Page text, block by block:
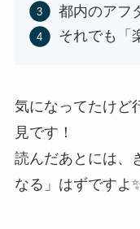
都内のアフ
それでも「
気になってたけど
見です！
読んだあとには、
なる」はずですよ